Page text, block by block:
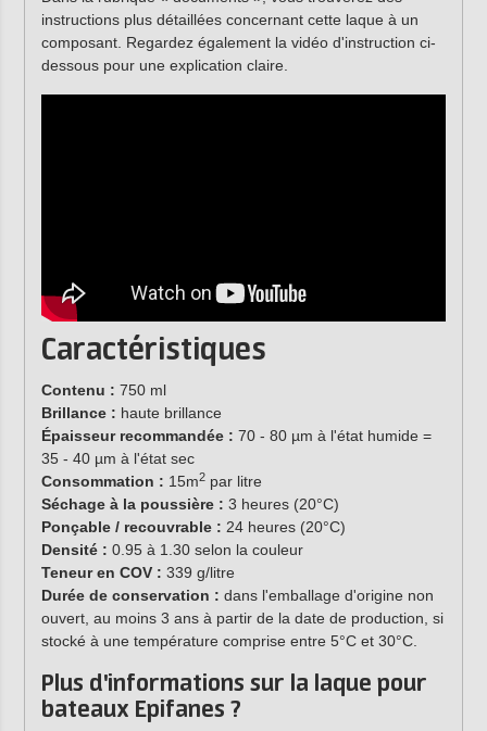
instructions plus détaillées concernant cette laque à un
composant. Regardez également la vidéo d'instruction ci-
dessous pour une explication claire.
Caractéristiques
Contenu : 750 ml
Brillance : haute brillance
Épaisseur recommandée : 70 - 80 µm à l'état humide =
35 - 40 µm à l'état sec
Consommation : 15m2par litre
Séchage à la poussière : 3 heures (20°C)
Ponçable / recouvrable : 24 heures (20°C)
Densité : 0.95 à 1.30 selon la couleur
Teneur en COV : 339 g/litre
Durée de conservation : dans l'emballage d'origine non
ouvert, au moins 3 ans à partir de la date de production, si
stocké à une température comprise entre 5°C et 30°C.
Plus d'informations sur la laque pour
bateaux Epifanes ?